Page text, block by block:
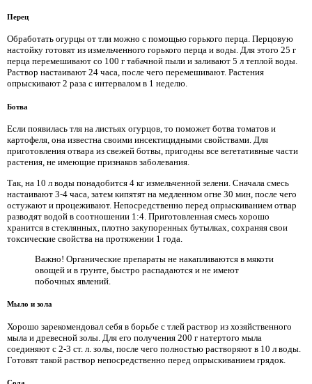
Перец
Обработать огурцы от тли можно с помощью горького перца. Перцовую
настойку готовят из измельченного горького перца и воды. Для этого 25 г
перца перемешивают со 100 г табачной пыли и заливают 5 л теплой воды.
Раствор настаивают 24 часа, после чего перемешивают. Растения
опрыскивают 2 раза с интервалом в 1 неделю.
Ботва
Если появилась тля на листьях огурцов, то поможет ботва томатов и
картофеля, она известна своими инсектицидными свойствами. Для
приготовления отвара из свежей ботвы, пригодны все вегетативные части
растения, не имеющие признаков заболевания.
Так, на 10 л воды понадобится 4 кг измельченной зелени. Сначала смесь
настаивают 3-4 часа, затем кипятят на медленном огне 30 мин, после чего
остужают и процеживают. Непосредственно перед опрыскиванием отвар
разводят водой в соотношении 1:4. Приготовленная смесь хорошо
хранится в стеклянных, плотно закупоренных бутылках, сохраняя свои
токсические свойства на протяжении 1 года.
Важно! Органические препараты не накапливаются в мякоти
овощей и в грунте, быстро распадаются и не имеют
побочных явлений.
Мыло и зола
Хорошо зарекомендовал себя в борьбе с тлей раствор из хозяйственного
мыла и древесной золы. Для его получения 200 г натертого мыла
соединяют с 2-3 ст. л. золы, после чего полностью растворяют в 10 л воды.
Готовят такой раствор непосредственно перед опрыскиванием грядок.